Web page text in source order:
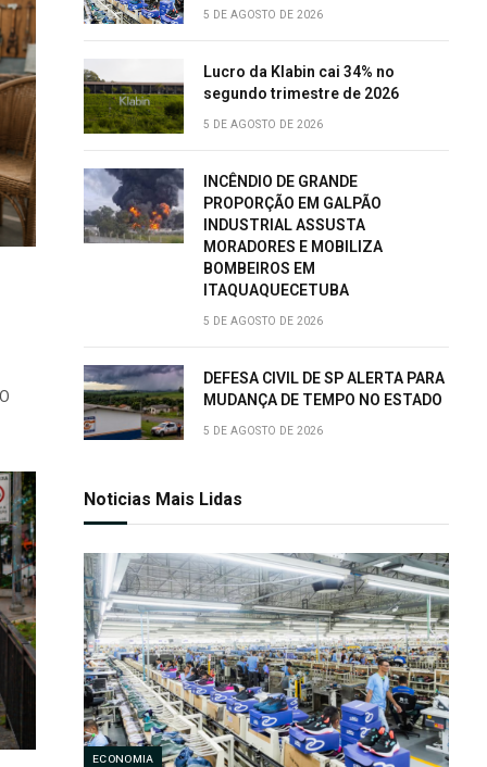
5 DE AGOSTO DE 2026
Lucro da Klabin cai 34% no
segundo trimestre de 2026
5 DE AGOSTO DE 2026
INCÊNDIO DE GRANDE
PROPORÇÃO EM GALPÃO
INDUSTRIAL ASSUSTA
MORADORES E MOBILIZA
BOMBEIROS EM
ITAQUAQUECETUBA
5 DE AGOSTO DE 2026
DEFESA CIVIL DE SP ALERTA PARA
MUDANÇA DE TEMPO NO ESTADO
5 DE AGOSTO DE 2026
Noticias Mais Lidas
ECONOMIA